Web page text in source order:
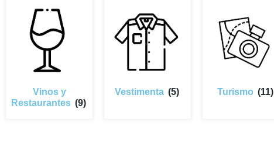
Vinos y
Restaurantes (9)
Vestimenta (5) Turismo (11)